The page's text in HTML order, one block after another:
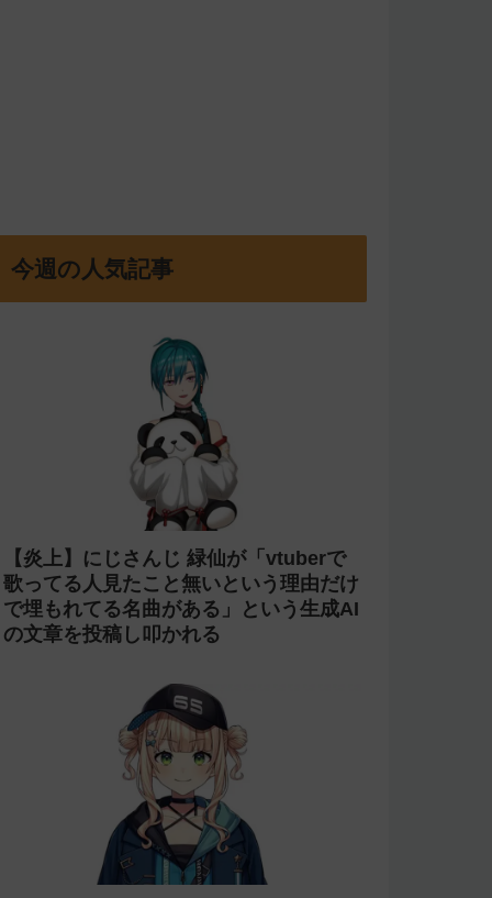
今週の人気記事
【炎上】にじさんじ 緑仙が「vtuberで
歌ってる人見たこと無いという理由だけ
で埋もれてる名曲がある」という生成AI
の文章を投稿し叩かれる